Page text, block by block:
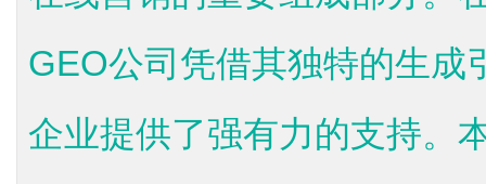
GEO公司凭借其独特的生成
企业提供了强有力的支持。